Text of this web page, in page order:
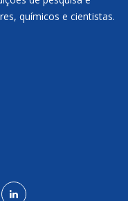
químicos e cientistas.